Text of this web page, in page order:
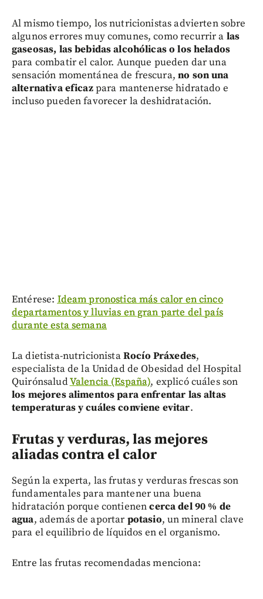
Al mismo tiempo, los nutricionistas advierten sobre
algunos errores muy comunes, como recurrir a las
gaseosas, las bebidas alcohólicas o los helados
para combatir el calor. Aunque pueden dar una
sensación momentánea de frescura,no son una
alternativa eficazpara mantenerse hidratado e
incluso pueden favorecer la deshidratación.
Entérese: Ideam pronostica más calor en cinco
departamentos y lluvias en gran parte del país
durante esta semana
La dietista-nutricionistaRocío Práxedes,
especialista de la Unidad de Obesidad del Hospital
QuirónsaludValencia (España), explicó cuáles son
los mejores alimentos para enfrentar las altas
temperaturas y cuáles conviene evitar.
Frutas y verduras, las mejores
aliadas contra el calor
Según la experta, las frutas y verduras frescas son
fundamentales para mantener una buena
hidratación porque contienencerca del 90 % de
agua, además de aportar potasio, un mineral clave
para el equilibrio de líquidos en el organismo.
Entre las frutas recomendadas menciona: